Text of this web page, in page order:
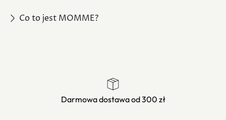
Co to jest MOMME?
Darmowa dostawa od 300 zł